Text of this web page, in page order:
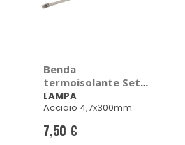
Benda
termoisolante Set
fascette - LAMPA
LAMPA
Acciaio 4,7x300mm
7,50 €